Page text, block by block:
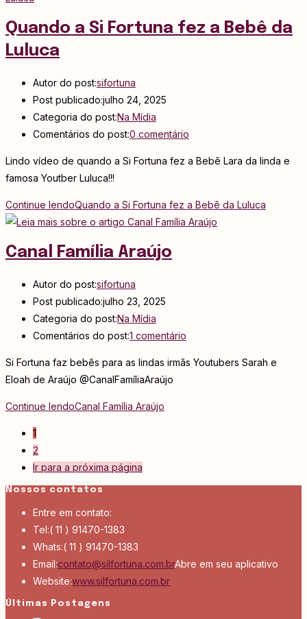
Quando a Si Fortuna fez a Bebê da
Luluca
Autor do post:sifortuna
Post publicado:julho 24, 2025
Categoria do post:Na Mídia
Comentários do post:0 comentário
Lindo vídeo de quando a Si Fortuna fez a Bebê Lara da linda e
famosa Youtber Luluca!!!
Continue lendoQuando a Si Fortuna fez a Bebê da Luluca
Canal Família Araújo
Autor do post:sifortuna
Post publicado:julho 23, 2025
Categoria do post:Na Mídia
Comentários do post:1 comentário
Si Fortuna faz bebês para as lindas irmãs Youtubers Sarah e
Eloah de Araújo @CanalFamíliaAraújo
Continue lendoCanal Família Araújo
1
2
Ir para a próxima página
Nossos contatos
Entre em contato:
Tel:( 11 ) 91470-1383
Whats:( 11 ) 91470-1383
Email:contato@silfortuna.com.brAbre em seu aplicativo
Website:www.silfortuna.com.br
Últimas Postagens